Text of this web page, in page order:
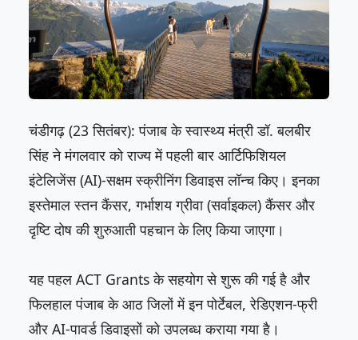
चंडीगढ़ (23 सितंबर): पंजाब के स्वास्थ्य मंत्री डॉ. बलबीर
सिंह ने मंगलवार को राज्य में पहली बार आर्टिफिशियल
इंटेलिजेंस (AI)-सक्षम स्क्रीनिंग डिवाइस लॉन्च किए। इनका
इस्तेमाल स्तन कैंसर, गर्भाशय ग्रीवा (सर्वाइकल) कैंसर और
दृष्टि दोष की शुरुआती पहचान के लिए किया जाएगा।
यह पहल ACT Grants के सहयोग से शुरू की गई है और
फिलहाल पंजाब के आठ जिलों में इन पोर्टेबल, रेडिएशन-फ्री
और AI-पावर्ड डिवाइसों को उपलब्ध कराया गया है।